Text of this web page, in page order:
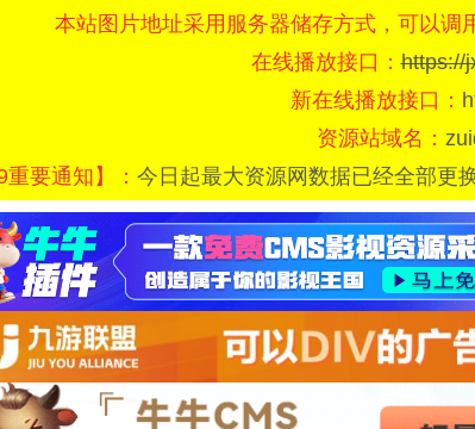
本站图片地址采用服务器储存方式，可以调
在线播放接口：https://
新在线播放接口：
资源站域名：
重要通知】： 今日起最大资源网数据已经全部更